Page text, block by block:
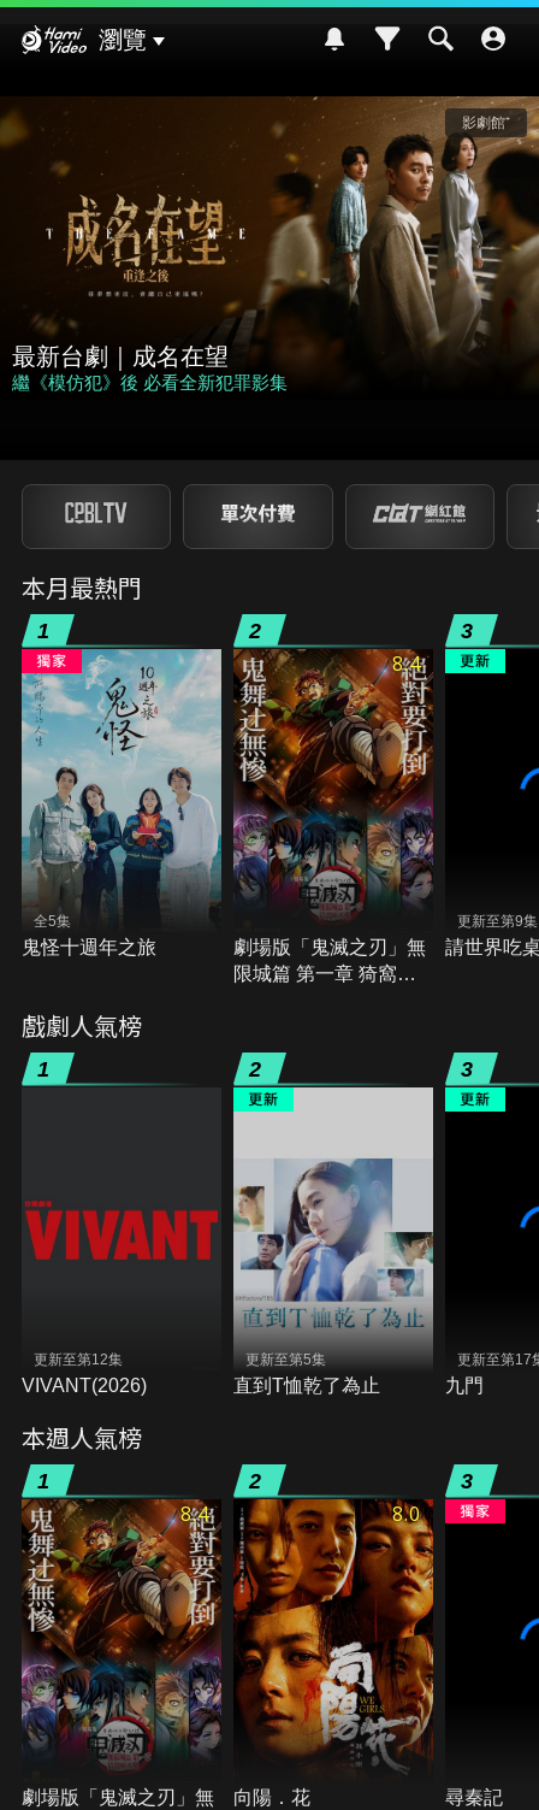
瀏覽
影劇館⁺
在望
新犯罪影集
本月最熱門
1
全5集
鬼怪十週年之旅
2
8.4
劇場版「鬼滅之刃」無
限城篇 第一章 猗窩座
3
更新至第9集
請世界吃
戲劇人氣榜
1
更新至第12集
VIVANT(2026)
2
更新至第5集
直到T恤乾了為止
3
更新至第17
九門
本週人氣榜
1
8.4
劇場版「鬼滅之刃」無
2
8.0
向陽．花
3
尋秦記